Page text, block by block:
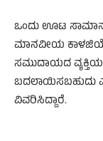
ಒಂದು ಊಟ
ಮಾನವೀಯ
ಸಮುದಾಯದ ವ್ಯಕ್ತಿಯ
ಬದಲಾಯಿಸಬಹುದು
ವಿವರಿಸಿದ್ದಾರೆ.